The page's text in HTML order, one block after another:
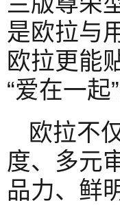
是欧拉与
欧拉更能
“爱在一起”
欧拉不
度、多元
品力、鲜